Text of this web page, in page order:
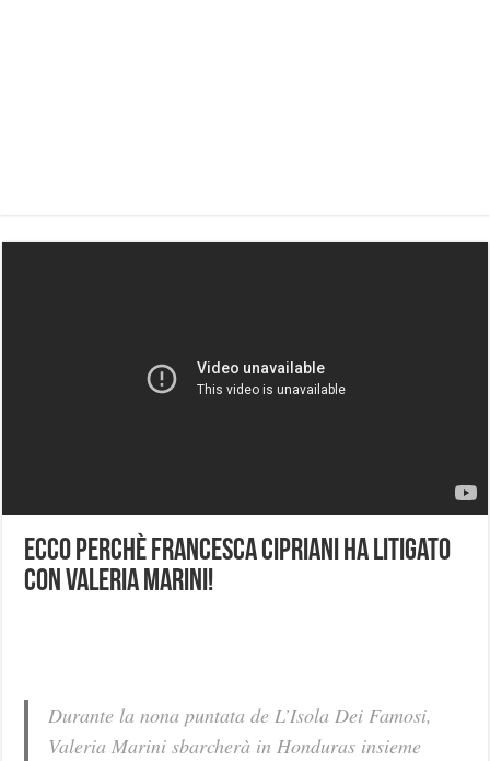
Ecco perchè Francesca Cipriani ha litigato
con Valeria Marini!
Durante la nona puntata de L’Isola Dei Famosi,
Valeria Marini sbarcherà in Honduras insieme